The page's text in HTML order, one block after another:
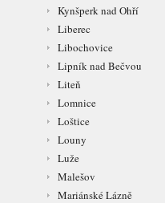
Kynšperk nad Ohří
Liberec
Libochovice
Lipník nad Bečvou
Liteň
Lomnice
Loštice
Louny
Luže
Malešov
Mariánské Lázně